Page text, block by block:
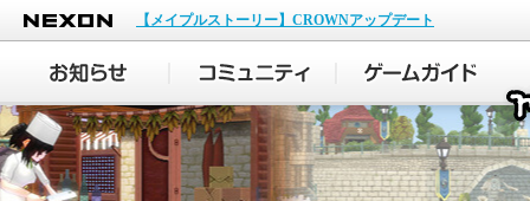
NEXON
【メイプルストーリー】CROWNアップデート